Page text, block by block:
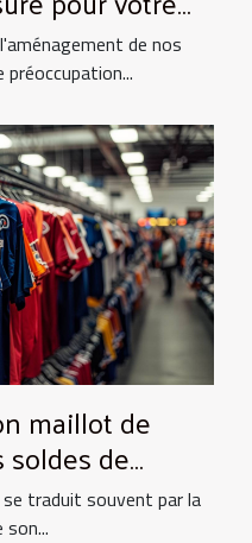
de nos
maillot de
de
traduit souvent par la